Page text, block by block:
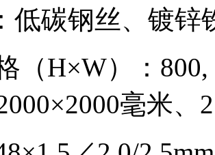
低碳钢丝、镀锌
（H×W）：800,
毫米、